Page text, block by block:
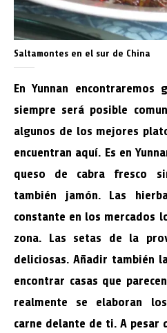
Saltamontes en el sur de China
En Yunnan encontraremos
siempre será posible
algunos de los mejores
encuentran aquí. Es en
queso de cabra fresco
también jamón. Las
constante en los mercados
zona. Las setas de la
deliciosas. Añadir también
encontrar casas que
realmente se elaboran
carne delante de ti. A pesar